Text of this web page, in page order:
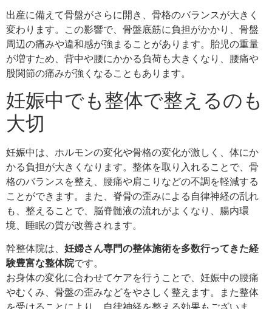
出産に備えて骨盤がさらに開き、骨格のバランスが大きく
変わります。この影響で、骨盤底筋に負担がかかり、骨盤
周辺の痛みや違和感が強まることがあります。胎児の重量
が増すため、背中や腰にかかる負荷も大きくなり、腰痛や
股関節の痛みが強くなることもあります。
妊娠中でも整体で整えるのも
大切
妊娠中は、ホルモンの変化や骨格の変化が激しく、体にか
かる負担が大きくなります。整体を取り入れることで、骨
格のバランスを整え、腰痛や肩こりなどの不調を軽減する
ことができます。また、脊骨の歪みによる自律神経の乱れ
も、整えることで、脳脊髄液の流れがよくなり、腸内環
境、睡眠の質が改善されます。
幹整体院は、 妊婦さん専門の整体施術を多数行ってきた経
験豊富な整体院です。
お身体の変化に合わせてケアを行うことで、妊娠中の腰痛
やむくみ、骨盤の歪みなどをやさしく整えます。また整体